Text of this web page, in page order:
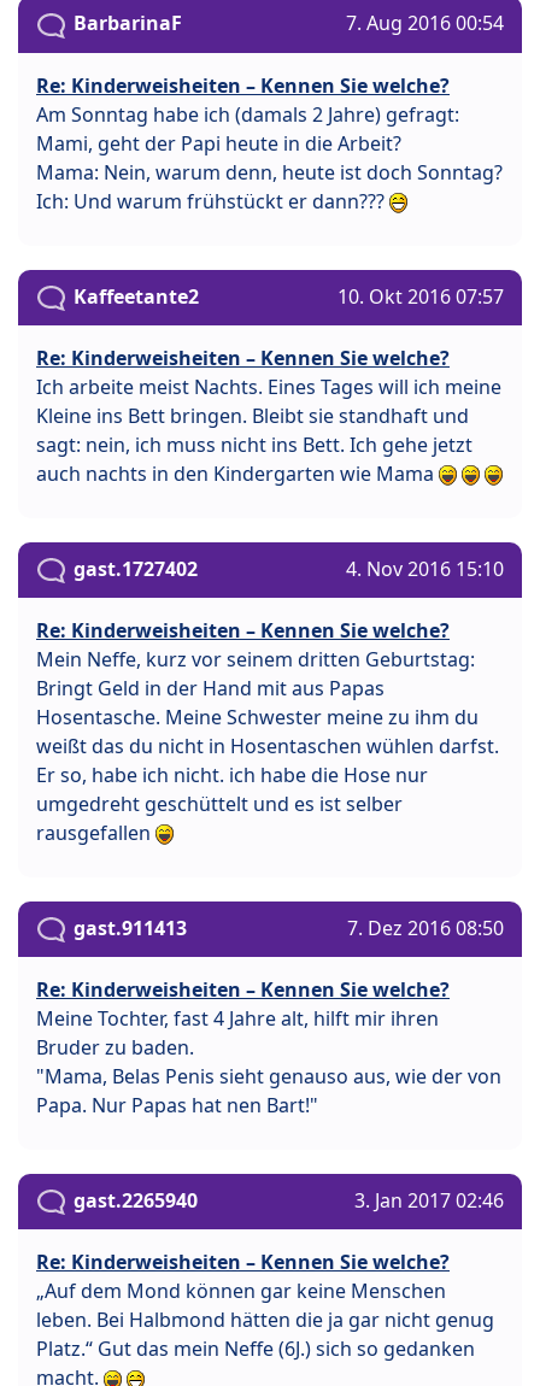
BarbarinaF 7. Aug 2016 00:54
Re: Kinderweisheiten – Kennen Sie welche?
Am Sonntag habe ich (damals 2 Jahre) gefragt:
Mami, geht der Papi heute in die Arbeit?
Mama: Nein, warum denn, heute ist doch Sonntag?
Ich: Und warum frühstückt er dann???
Kaffeetante2 10. Okt 2016 07:57
Re: Kinderweisheiten – Kennen Sie welche?
Ich arbeite meist Nachts. Eines Tages will ich meine
Kleine ins Bett bringen. Bleibt sie standhaft und
sagt: nein, ich muss nicht ins Bett. Ich gehe jetzt
auch nachts in den Kindergarten wie Mama
gast.1727402 4. Nov 2016 15:10
Re: Kinderweisheiten – Kennen Sie welche?
Mein Neffe, kurz vor seinem dritten Geburtstag:
Bringt Geld in der Hand mit aus Papas
Hosentasche. Meine Schwester meine zu ihm du
weißt das du nicht in Hosentaschen wühlen darfst.
Er so, habe ich nicht. ich habe die Hose nur
umgedreht geschüttelt und es ist selber
rausgefallen
gast.911413 7. Dez 2016 08:50
Re: Kinderweisheiten – Kennen Sie welche?
Meine Tochter, fast 4 Jahre alt, hilft mir ihren
Bruder zu baden.
"Mama, Belas Penis sieht genauso aus, wie der von
Papa. Nur Papas hat nen Bart!"
gast.2265940 3. Jan 2017 02:46
Re: Kinderweisheiten – Kennen Sie welche?
„Auf dem Mond können gar keine Menschen
leben. Bei Halbmond hätten die ja gar nicht genug
Platz.“ Gut das mein Neffe (6J.) sich so gedanken
macht.